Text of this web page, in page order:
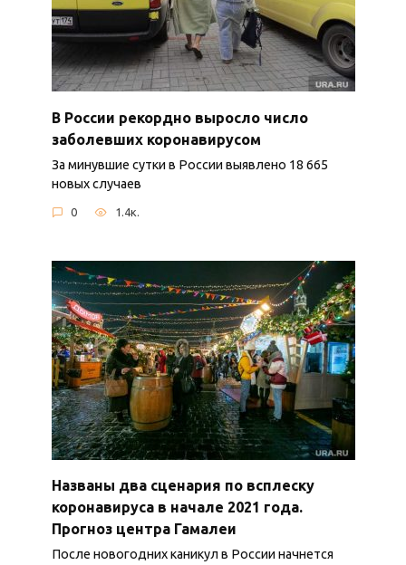
В России рекордно выросло число
заболевших коронавирусом
За минувшие сутки в России выявлено 18 665
новых случаев
0 1.4к.
Названы два сценария по всплеску
коронавируса в начале 2021 года.
Прогноз центра Гамалеи
После новогодних каникул в России начнется